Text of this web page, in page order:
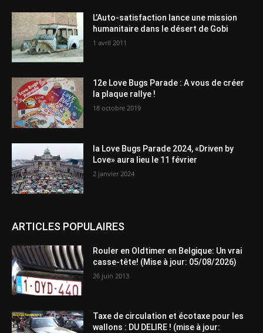
L’Auto-satisfaction lance une mission
humanitaire dans le désert de Gobi
1 avril 2011
12e Love Bugs Parade : A vous de créer
la plaque rallye !
18 octobre 2019
la Love Bugs Parade 2024, «Driven by
Love» aura lieu le 11 février
2 janvier 2024
ARTICLES POPULAIRES
Rouler en Oldtimer en Belgique: Un vrai
casse-tête! (Mise à jour: 05/08/2026)
26 juin 2013
Taxe de circulation et écotaxe pour les
wallons : DU DELIRE ! (mise à jour: